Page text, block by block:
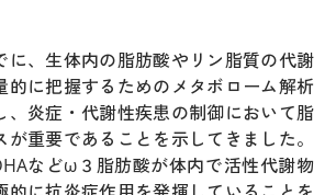
研究開発法人 理化学研究所
医科学研究センター
〒230-0045 神奈川県
（本所）
横浜事業所
に、生体内の脂肪酸やリン脂質の代謝
的に把握するためのメタボローム解析
、炎症・代謝性疾患の制御において脂
重要であることを示してきました。
などω３脂肪酸が体内で活性代謝物